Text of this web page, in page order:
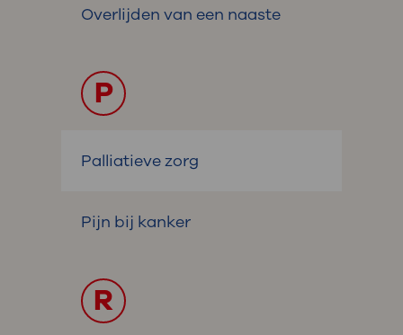
Overlijden van een naaste
P
Palliatieve zorg
Pijn bij kanker
R